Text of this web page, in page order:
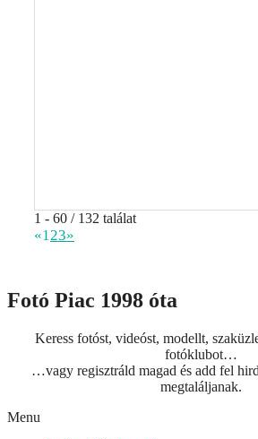
1 - 60 / 132 találat
«1 23»
Fotó Piac 1998 óta
Keress fotóst, videóst, modellt,
fotóklubot…
…vagy regisztráld magad és add fel
megtaláljanak.
Menu